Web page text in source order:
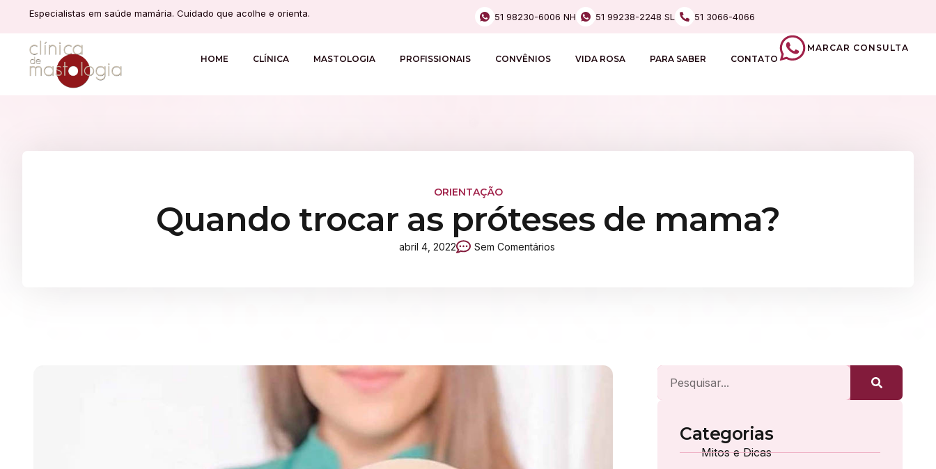
Especialistas em saúde mamária. Cuidado que acolhe e orienta. 51 98230-6006 NH 51 99238-2248 SL 51 3066-4066
HOME CLÍNICA MASTOLOGIA PROFISSIONAIS CONVÊNIOS VIDA ROSA PARA SABER CONTATO
MARCAR CONSULTA
ORIENTAÇÃO
Quando trocar as próteses de mama?
abril 4, 2022 Sem Comentários
Categorias
Mitos e Dicas